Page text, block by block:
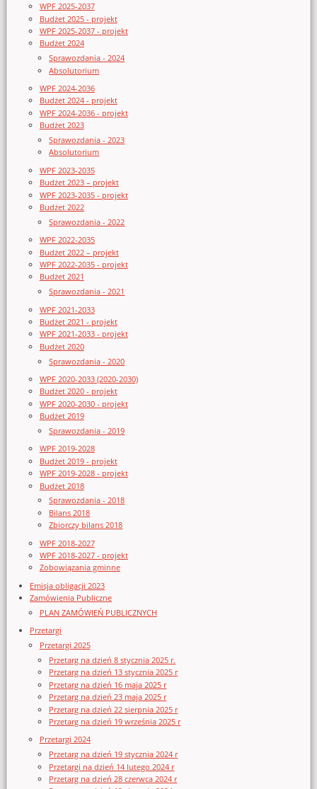
WPF 2025-2037
Budżet 2025 - projekt
WPF 2025-2037 - projekt
Budżet 2024
Sprawozdania - 2024
Absolutorium
WPF 2024-2036
Budżet 2024 - projekt
WPF 2024-2036 - projekt
Budżet 2023
Sprawozdania - 2023
Absolutorium
WPF 2023-2035
Budżet 2023 – projekt
WPF 2023-2035 - projekt
Budżet 2022
Sprawozdania - 2022
WPF 2022-2035
Budżet 2022 – projekt
WPF 2022-2035 - projekt
Budżet 2021
Sprawozdania - 2021
WPF 2021-2033
Budżet 2021 - projekt
WPF 2021-2033 - projekt
Budżet 2020
Sprawozdania - 2020
WPF 2020-2033 (2020-2030)
Budżet 2020 - projekt
WPF 2020-2030 - projekt
Budżet 2019
Sprawozdania - 2019
WPF 2019-2028
Budżet 2019 - projekt
WPF 2019-2028 - projekt
Budżet 2018
Sprawozdania - 2018
Bilans 2018
Zbiorczy bilans 2018
WPF 2018-2027
WPF 2018-2027 - projekt
Zobowiązania gminne
Emisja obligacji 2023
Zamówienia Publiczne
PLAN ZAMÓWIEŃ PUBLICZNYCH
Przetargi
Przetargi 2025
Przetarg na dzień 8 stycznia 2025 r.
Przetarg na dzień 13 stycznia 2025 r
Przetarg na dzień 16 maja 2025 r
Przetarg na dzień 23 maja 2025 r
Przetarg na dzień 22 sierpnia 2025 r
Przetarg na dzień 19 września 2025 r
Przetargi 2024
Przetarg na dzień 19 stycznia 2024 r
Przetargi na dzień 14 lutego 2024 r
Przetarg na dzień 28 czerwca 2024 r